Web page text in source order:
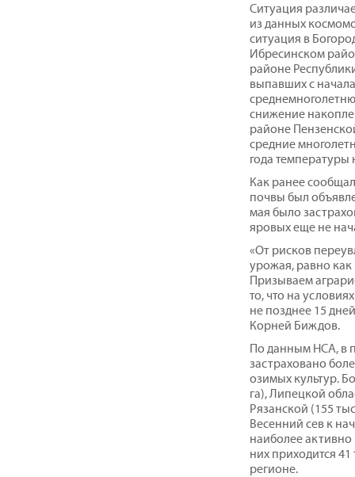
Ситуация
из данных
ситуация в
Ибресинском
районе
выпавших с
снижение
районе
средние
года
Как ранее
почвы был
мая было
яровых еще не
«От рисков
урожая, равно как
Призываем
то, что на
не позднее 15
Корней Биждов.
По данным НСА, в
застраховано
озимых культур.
га), Липецкой
Рязанской (155
Весенний сев к
наиболее
них приходится 41
регионе.